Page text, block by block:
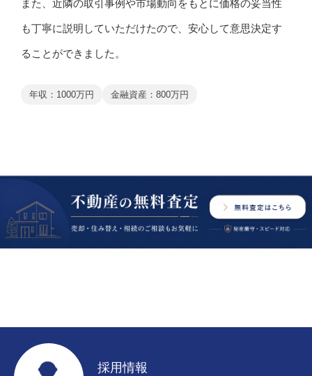
また、近隣の取引事例や市場動向をもとに価格の妥当性
も丁寧に説明していただけたので、安心して意思決定す
ることができました。
年収：1000万円 金融資産：800万円
採用情報